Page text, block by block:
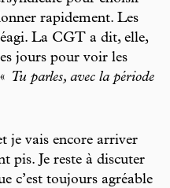
rapidement. Les
La CGT a dit, elle,
jours pour voir les
Tu parles, avec la période
je vais encore arriver
pis. Je reste à discuter
c’est toujours agréable